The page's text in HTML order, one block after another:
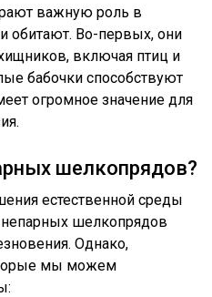
важную роль в
обитают. Во-первых, они
включая птиц и
бабочки способствуют
огромное значение для
шелкопрядов?
естественной среды
шелкопрядов
Однако,
мы можем